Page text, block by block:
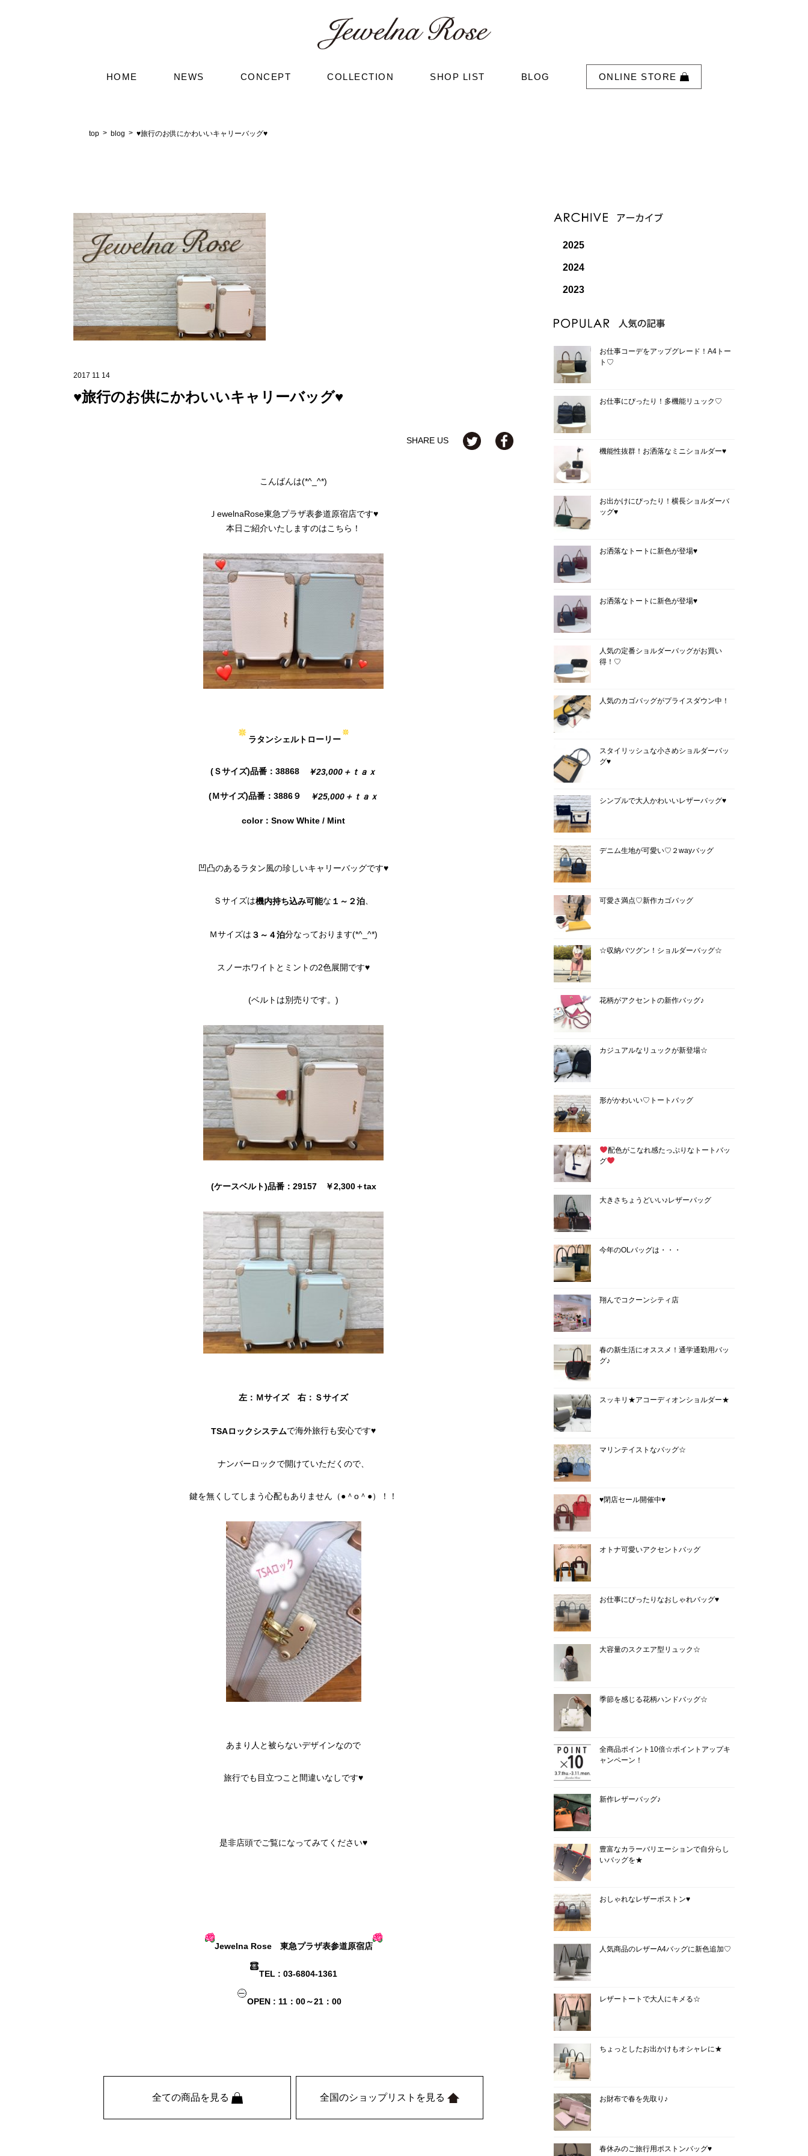
HOME NEWS CONCEPT COLLECTION SHOP LIST BLOG ONLINE STORE
top blog ♥旅行のお供にかわいいキャリーバッグ♥
2017 11 14
♥旅行のお供にかわいいキャリーバッグ♥
SHARE US
こんばんは(*^_^*)
ＪewelnaRose東急プラザ表参道原宿店です♥
本日ご紹介いたしますのはこちら！
ラタンシェルトローリー
(Ｓサイズ)品番：38868 ￥23,000＋ｔａｘ
(Ｍサイズ)品番：3886９ ￥25,000＋ｔａｘ
color：Snow White / Mint
凹凸のあるラタン風の珍しいキャリーバッグです♥
Ｓサイズは機内持ち込み可能な １～２泊、
Ｍサイズは ３～４泊分なっております(*^_^*)
スノーホワイトとミントの2色展開です♥
(ベルトは別売りです。)
(ケースベルト)品番：29157 ￥2,300＋tax
左：Ｍサイズ 右：Ｓサイズ
TSAロックシステムで海外旅行も安心です♥
ナンバーロックで開けていただくので、
鍵を無くしてしまう心配もありません（●＾o＾●）！！
あまり人と被らないデザインなので
旅行でも目立つこと間違いなしです♥
是非店頭でご覧になってみてください♥
Jewelna Rose 東急プラザ表参道原宿店
TEL : 03-6804-1361
OPEN : 11：00～21：00
全ての商品を見る 全国のショップリストを見る
2025
2024
2023
お仕事コーデをアップグレード！A4トー
ト♡
お仕事にぴったり！多機能リュック♡
機能性抜群！お洒落なミニショルダー♥
お出かけにぴったり！横長ショルダーバ
ッグ♥
お洒落なトートに新色が登場♥
お洒落なトートに新色が登場♥
人気の定番ショルダーバッグがお買い
得！♡
人気のカゴバッグがプライスダウン中！
スタイリッシュな小さめショルダーバッ
グ♥
シンプルで大人かわいいレザーバッグ♥
デニム生地が可愛い♡２wayバッグ
可愛さ満点♡新作カゴバッグ
☆収納バツグン！ショルダーバッグ☆
花柄がアクセントの新作バッグ♪
カジュアルなリュックが新登場☆
形がかわいい♡トートバッグ
配色がこなれ感たっぷりなトートバッ
グ
大きさちょうどいい♪レザーバッグ
今年のOLバッグは・・・
翔んでコクーンシティ店
春の新生活にオススメ！通学通勤用バッ
グ♪
スッキリ★アコーディオンショルダー★
マリンテイストなバッグ☆
♥閉店セール開催中♥
オトナ可愛いアクセントバッグ
お仕事にぴったりなおしゃれバッグ♥
大容量のスクエア型リュック☆
季節を感じる花柄ハンドバッグ☆
全商品ポイント10倍☆ポイントアップキ
ャンペーン！
新作レザーバッグ♪
豊富なカラーバリエーションで自分らし
いバッグを★
おしゃれなレザーボストン♥
人気商品のレザーA4バッグに新色追加♡
レザートートで大人にキメる☆
ちょっとしたお出かけもオシャレに★
お財布で春を先取り♪
春休みのご旅行用ボストンバッグ♥